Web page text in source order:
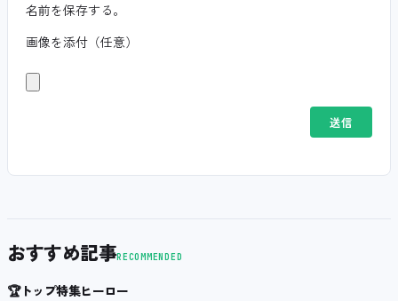
名前を保存する。
画像を添付（任意）
おすすめ記事RECOMMENDED
🏆トップ特集ヒーロー